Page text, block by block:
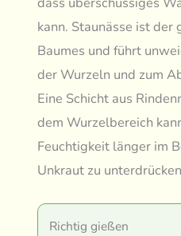
kann. Staunässe ist der
Baumes und führt
der Wurzeln und zum
Eine Schicht aus
dem Wurzelbereich
Feuchtigkeit länger im
Unkraut zu
Richtig gießen